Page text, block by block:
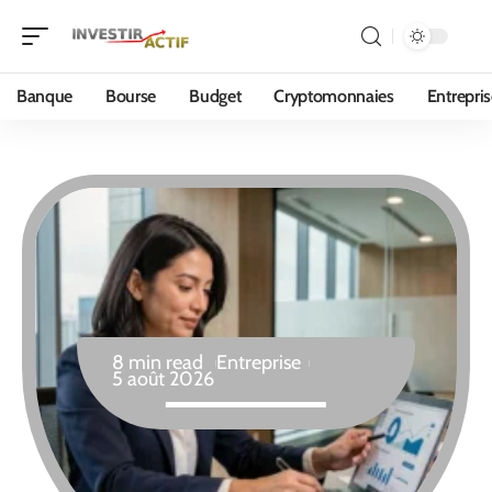
Banque Bourse Budget Cryptomonnaies
8 min read Entreprise
5 août 2026